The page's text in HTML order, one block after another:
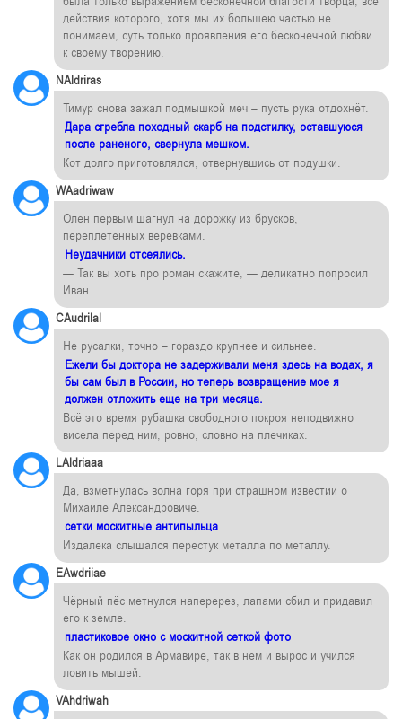
действия которого, хотя мы их большею частью не
понимаем, суть только проявления его бесконечной любви
к своему творению.
NAldriras
Тимур снова зажал подмышкой меч – пусть рука отдохнёт.
Дара сгребла походный скарб на подстилку, оставшуюся
после раненого, свернула мешком.
Кот долго приготовлялся, отвернувшись от подушки.
WAadriwaw
Олен первым шагнул на дорожку из брусков,
переплетенных веревками.
Неудачники отсеялись.
— Так вы хоть про роман скажите, — деликатно попросил
Иван.
CAudrilal
Не русалки, точно – гораздо крупнее и сильнее.
Ежели бы доктора не задерживали меня здесь на водах, я
бы сам был в России, но теперь возвращение мое я
должен отложить еще на три месяца.
Всё это время рубашка свободного покроя неподвижно
висела перед ним, ровно, словно на плечиках.
LAldriaaa
Да, взметнулась волна горя при страшном известии о
Михаиле Александровиче.
сетки москитные антипыльца
Издалека слышался перестук металла по металлу.
EAwdriiae
Чёрный пёс метнулся наперерез, лапами сбил и придавил
его к земле.
пластиковое окно с москитной сеткой фото
Как он родился в Армавире, так в нем и вырос и учился
ловить мышей.
VAhdriwah